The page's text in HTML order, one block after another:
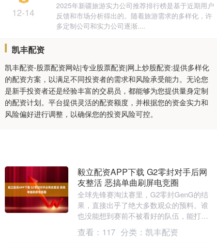
2025年新疆旅游实力公司推荐排行榜是基于近期用户
反馈和市场分析得出的。随着旅游需求的多样化，许
多定制公司和实力公司逐渐....
12-14
凯丰配资
凯丰配资-股票配资网站|专业股票配资|网上炒股配资:提供多样化
的配资方案，以满足不同投资者的需求和风险承受能力。无论您
是新手投资者还是经验丰富的交易员，都能够为您提供量身定制
的配资计划。平台提供灵活的配资额度，并根据您的资金实力和
风险偏好进行调整，以确保您的投资风险可控。
毅立配资APP下载 G2零封对手后网
友整活 恶搞单曲刷屏电竞圈
全球先锋赛淘汰赛里，G2零封GenG的结
果，直接出乎了绝大多数观众的预料。谁
也没能想到赛前不被看好的队伍，能打出
这么干净利落的比赛，赛后全网都在讨论
这场爆冷对决....
查看： 117 分类： 凯丰配资